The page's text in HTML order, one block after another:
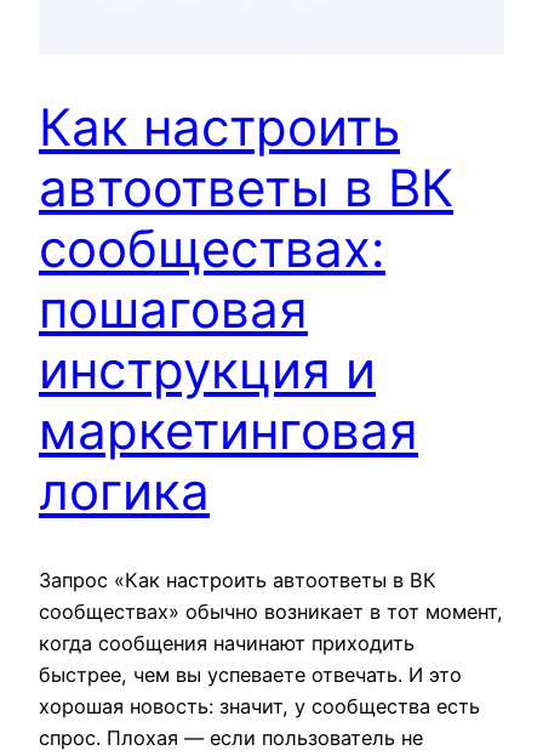
Как настроить
автоответы в ВК
сообществах:
пошаговая
инструкция и
маркетинговая
логика
Запрос «Как настроить автоответы в ВК
сообществах» обычно возникает в тот момент,
когда сообщения начинают приходить
быстрее, чем вы успеваете отвечать. И это
хорошая новость: значит, у сообщества есть
спрос. Плохая — если пользователь не